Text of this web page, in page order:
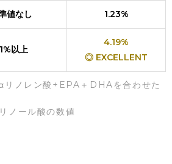
値なし 1.23%
以上
4.19%
◎ EXCELLENT
リノレン酸+EPA＋DHAを合わせた
ノール酸の数値